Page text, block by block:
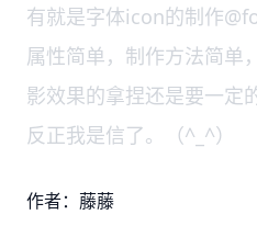
有就是字体icon的制作
属性简单，制作方法简单
影效果的拿捏还是要一定
反正我是信了。（^_^）
作者：藤藤